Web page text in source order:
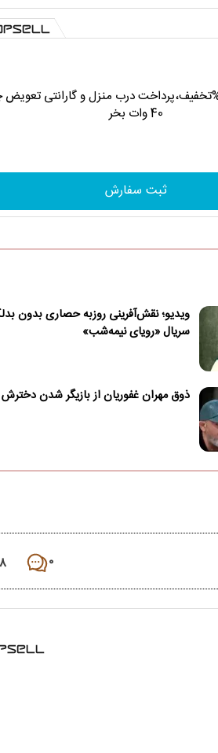
امروز با 29%تخفیف،پرداخت درب منزل و گارانتی
40 وات بخر
ثبت سفارش
ویدیو؛ نقش‌آفرینی روزبه حصاری بدون
سریال «رویای نیمه‌شب»
ذوق مهران غفوریان از بازیگر شدن دخترش
۰ ۸